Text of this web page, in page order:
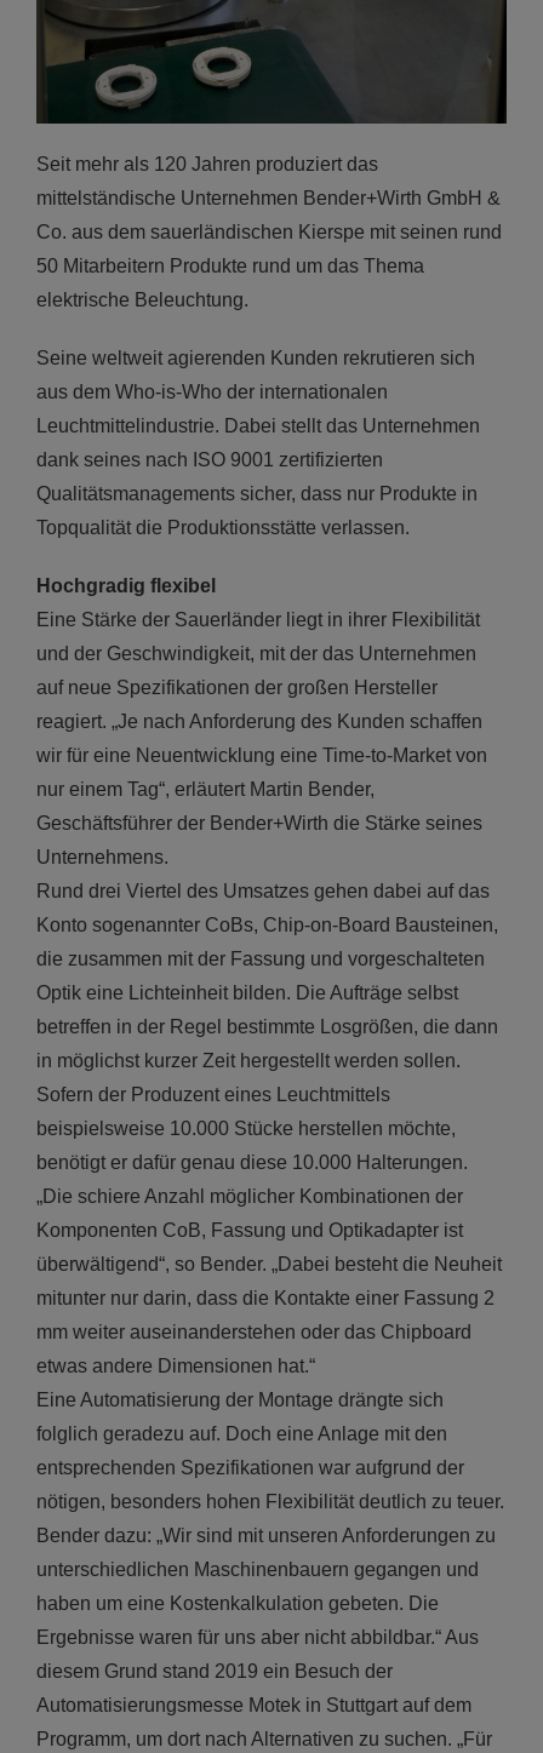
Seit mehr als 120 Jahren produziert das
mittelständische Unternehmen Bender+Wirth GmbH &
Co. aus dem sauerländischen Kierspe mit seinen rund
50 Mitarbeitern Produkte rund um das Thema
elektrische Beleuchtung.
Seine weltweit agierenden Kunden rekrutieren sich
aus dem Who-is-Who der internationalen
Leuchtmittelindustrie. Dabei stellt das Unternehmen
dank seines nach ISO 9001 zertifizierten
Qualitätsmanagements sicher, dass nur Produkte in
Topqualität die Produktionsstätte verlassen.
Hochgradig flexibel
Eine Stärke der Sauerländer liegt in ihrer Flexibilität
und der Geschwindigkeit, mit der das Unternehmen
auf neue Spezifikationen der großen Hersteller
reagiert. „Je nach Anforderung des Kunden schaffen
wir für eine Neuentwicklung eine Time-to-Market von
nur einem Tag“, erläutert Martin Bender,
Geschäftsführer der Bender+Wirth die Stärke seines
Unternehmens.
Rund drei Viertel des Umsatzes gehen dabei auf das
Konto sogenannter CoBs, Chip-on-Board Bausteinen,
die zusammen mit der Fassung und vorgeschalteten
Optik eine Lichteinheit bilden. Die Aufträge selbst
betreffen in der Regel bestimmte Losgrößen, die dann
in möglichst kurzer Zeit hergestellt werden sollen.
Sofern der Produzent eines Leuchtmittels
beispielsweise 10.000 Stücke herstellen möchte,
benötigt er dafür genau diese 10.000 Halterungen.
„Die schiere Anzahl möglicher Kombinationen der
Komponenten CoB, Fassung und Optikadapter ist
überwältigend“, so Bender. „Dabei besteht die Neuheit
mitunter nur darin, dass die Kontakte einer Fassung 2
mm weiter auseinanderstehen oder das Chipboard
etwas andere Dimensionen hat.“
Eine Automatisierung der Montage drängte sich
folglich geradezu auf. Doch eine Anlage mit den
entsprechenden Spezifikationen war aufgrund der
nötigen, besonders hohen Flexibilität deutlich zu teuer.
Bender dazu: „Wir sind mit unseren Anforderungen zu
unterschiedlichen Maschinenbauern gegangen und
haben um eine Kostenkalkulation gebeten. Die
Ergebnisse waren für uns aber nicht abbildbar.“ Aus
diesem Grund stand 2019 ein Besuch der
Automatisierungsmesse Motek in Stuttgart auf dem
Programm, um dort nach Alternativen zu suchen. „Für